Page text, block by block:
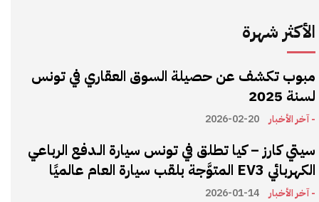
الأكثر شهرة
مبوب تكشف عن حصيلة السوق العقاري في تونس
لسنة 2025
- آخر الأخبار 2026-02-20
سيتي كارز – كيا تطلق في تونس سيارة الـدفع الرباعي
الكهربائي EV3 المتوَّجة بلقب سيارة العام عالميًا
- آخر الأخبار 2026-01-14